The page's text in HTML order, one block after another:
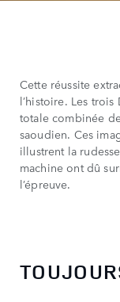
Cette réussite
l’histoire. Les
totale combinée
saoudien. Ces
illustrent la
machine ont dû
l’épreuve.